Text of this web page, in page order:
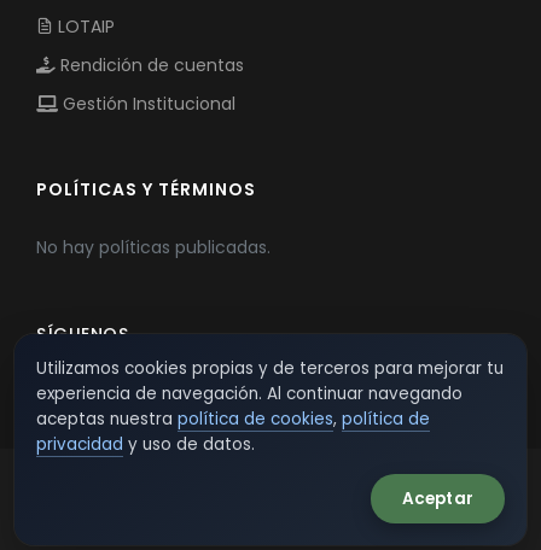
LOTAIP
Rendición de cuentas
Gestión Institucional
POLÍTICAS Y TÉRMINOS
No hay políticas publicadas.
SÍGUENOS
© 2026 TSW - TecnoServiWeb. All Rights Reserved.
Utilizamos cookies propias y de terceros para mejorar tu
experiencia de navegación. Al continuar navegando
aceptas nuestra política de cookies, política de
privacidad y uso de datos.
Aceptar